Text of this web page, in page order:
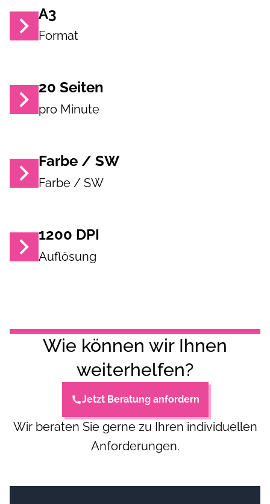
A3
Format
20 Seiten
pro Minute
Farbe / SW
Farbe / SW
1200 DPI
Auflösung
Wie können wir Ihnen
weiterhelfen?
Jetzt Beratung anfordern
Wir beraten Sie gerne zu Ihren individuellen
Anforderungen.